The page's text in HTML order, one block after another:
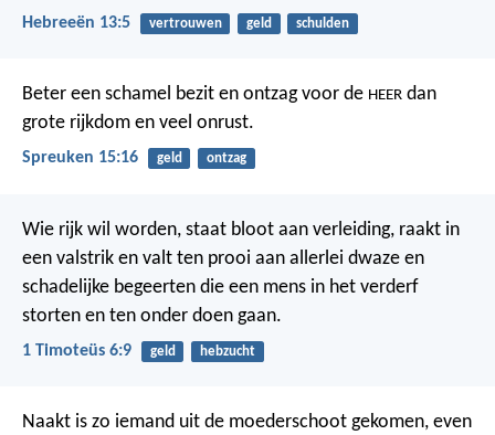
Hebreeën 13:5 vertrouwen geld schulden
Beter een schamel bezit en ontzag voor de HEER dan
grote rijkdom en veel onrust.
Spreuken 15:16 geld ontzag
Wie rijk wil worden, staat bloot aan verleiding, raakt in
een valstrik en valt ten prooi aan allerlei dwaze en
schadelijke begeerten die een mens in het verderf
storten en ten onder doen gaan.
1 Timoteüs 6:9 geld hebzucht
Naakt is zo iemand uit de moederschoot gekomen, even